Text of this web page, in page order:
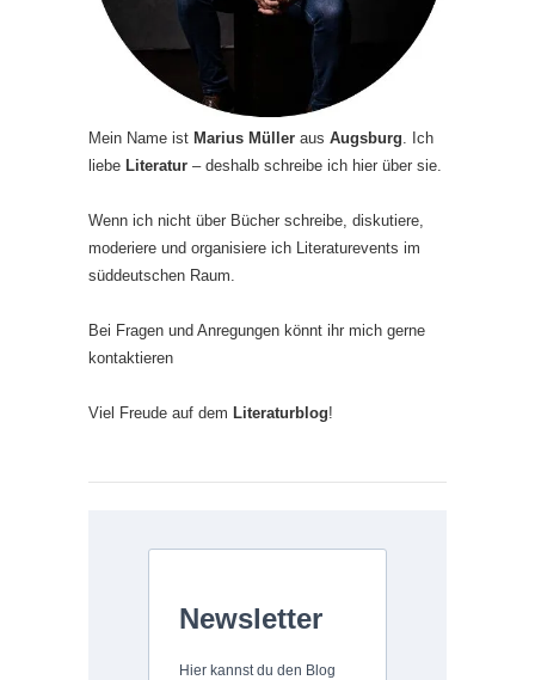
Mein Name ist Marius Müller aus Augsburg . Ich
liebe Literatur – deshalb schreibe ich hier über sie.
Wenn ich nicht über Bücher schreibe, diskutiere,
moderiere und organisiere ich Literaturevents im
süddeutschen Raum.
Bei Fragen und Anregungen könnt ihr mich gerne
kontaktieren
Viel Freude auf dem Literaturblog!
Newsletter
Hier kannst du den Blog